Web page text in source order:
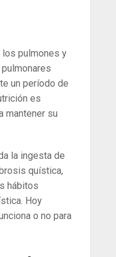
los pulmones y
un período de
es
mantener su
la ingesta de
quística,
hábitos
Hoy
o no para